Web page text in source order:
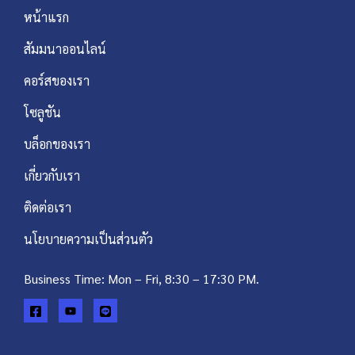
หน้าแรก
สัมมนาออนไลน์
คอร์สของเรา
โซลูชัน
บล็อกของเรา
เกี่ยวกับเรา
ติดต่อเรา
นโยบายความเป็นส่วนตัว
Business Time: Mon – Fri, 8:30 – 17:30 PM.